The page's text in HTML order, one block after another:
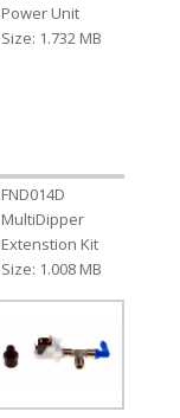
Power Unit
Size: 1.732 MB
FND014D
MultiDipper
Extenstion Kit
Size: 1.008 MB